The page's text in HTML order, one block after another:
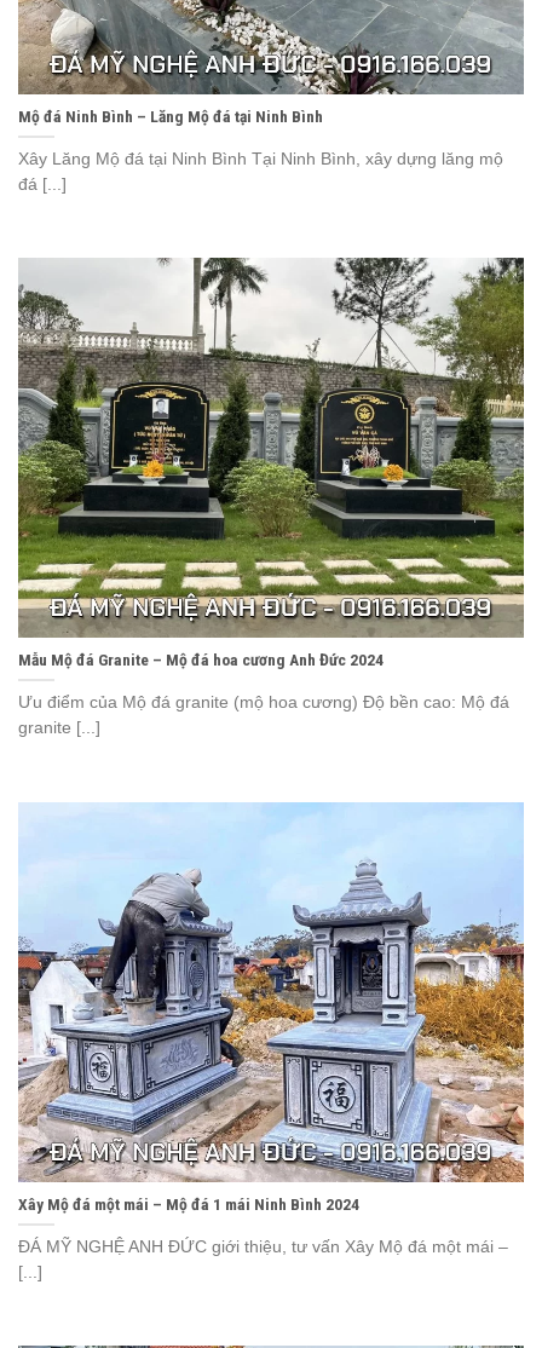
Mộ đá Ninh Bình – Lăng Mộ đá tại Ninh Bình
Xây Lăng Mộ đá tại Ninh Bình Tại Ninh Bình, xây dựng lăng mộ
đá [...]
Mẫu Mộ đá Granite – Mộ đá hoa cương Anh Đức 2024
Ưu điểm của Mộ đá granite (mộ hoa cương) Độ bền cao: Mộ đá
granite [...]
Xây Mộ đá một mái – Mộ đá 1 mái Ninh Bình 2024
ĐÁ MỸ NGHỆ ANH ĐỨC giới thiệu, tư vấn Xây Mộ đá một mái –
[...]